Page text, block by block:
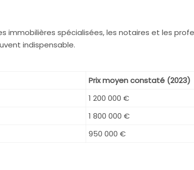
spécialisées, les notaires et les
indispensable.
Prix moyen constaté (2023)
1 200 000 €
1 800 000 €
950 000 €